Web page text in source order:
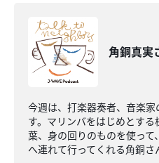
角銅真実
今週は、打楽器奏者、音楽
す。マリンバをはじめとす
葉、身の回りのものを使っ
へ連れて行ってくれる角銅さ